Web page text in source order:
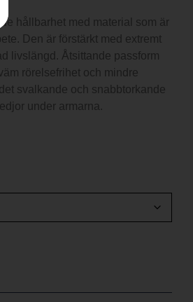
hållbarhet med material som är
Den är förstärkt med extremt
livslängd. Åtsittande passform
rörelsefrihet och mindre
svalkande och snabbtorkande
under armarna.